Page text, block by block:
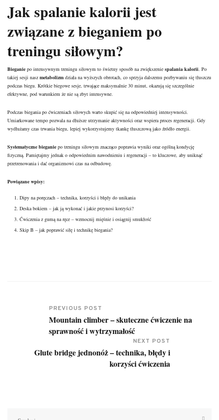
Jak spalanie kalorii jest
związane z bieganiem po
treningu siłowym?
Bieganie po intensywnym treningu siłowym to świetny sposób na zwiększenie spalania kalorii. Po
takiej sesji nasz metabolizm działa na wyższych obrotach, co sprzyja dalszemu pozbywaniu się tłuszczu
podczas biegu. Krótkie biegowe sesje, trwające maksymalnie 30 minut, okazują się szczególnie
efektywne, pod warunkiem że nie są zbyt intensywne.
Podczas biegania po ćwiczeniach siłowych warto skupić się na odpowiedniej intensywności.
Umiarkowane tempo pozwala na dłuższe utrzymanie aktywności oraz wspiera proces regeneracji. Gdy
wydłużamy czas trwania biegu, lepiej wykorzystujemy tkankę tłuszczową jako źródło energii.
Systematyczne bieganie po treningu siłowym znacząco poprawia wyniki oraz ogólną kondycję
fizyczną. Pamiętajmy jednak o odpowiednim nawodnieniu i regeneracji – to kluczowe, aby uniknąć
przetrenowania i dać organizmowi czas na odbudowę.
Powiązane wpisy:
Dipy na poręczach – technika, korzyści i błędy do unikania
Deska bokiem – jak ją wykonać i jakie przynosi korzyści?
Ćwiczenia z gumą na ręce – wzmocnij mięśnie i osiągnij smukłość
Skip B – jak poprawić siłę i technikę biegania?
PREVIOUS POST
Mountain climber – skuteczne ćwiczenie na
sprawność i wytrzymałość
NEXT POST
Glute bridge jednonóż – technika, błędy i
korzyści ćwiczenia